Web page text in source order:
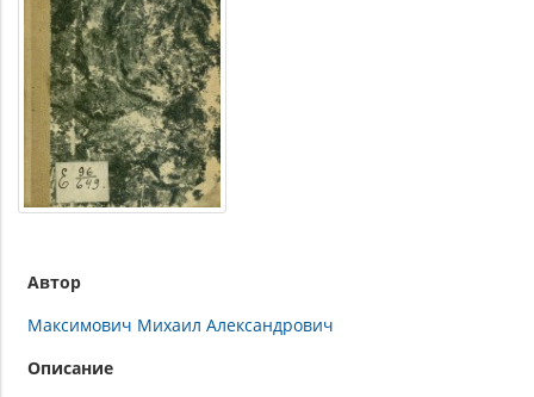
Автор
Максимович Михаил Александрович
Описание